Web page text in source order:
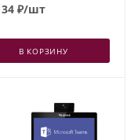
₽/шт
В КОРЗИНУ